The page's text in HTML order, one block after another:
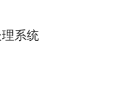
理系统